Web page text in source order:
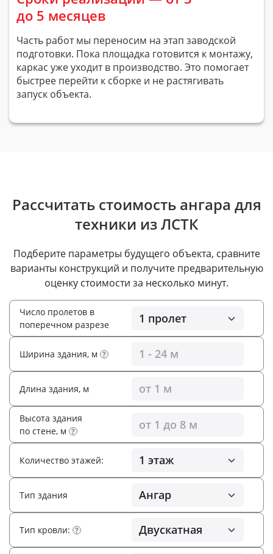
до 5 месяцев
Часть работ мы переносим на этап заводской
подготовки. Пока площадка готовится к монтажу,
каркас уже уходит в производство. Это помогает
быстрее перейти к сборке и не растягивать
запуск объекта.
Рассчитать стоимость ангара для
техники из ЛСТК
Подберите параметры будущего объекта, сравните
варианты конструкций и получите предварительную
оценку стоимости за несколько минут.
Число пролетов в
поперечном разрезе
Тип здания
Ширина здания, м ?
Тип кровли: ?
Длина здания, м
Высота здания
по стене, м ?
Количество этажей: